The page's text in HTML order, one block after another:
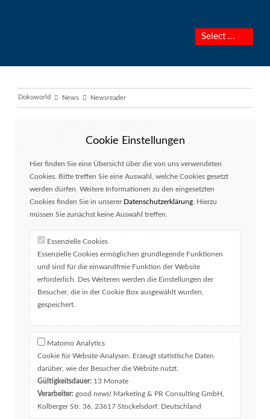
Dokuworld News Newsreader
thematisiert das digitale
Ökosystem „iDES“
Seit rund 20 Jahren gibt es die itl-
Abendveranstaltungsreihe und bei jeder setzt itl den Fokus
auf ein spezielles Thema. In diesem Jahr geht es um die
Anforderungen der digitalen Zukunft im Content-
Management.
Dazu wird der Referent Bastian Heilemann, Head of
Software Development bei itl, das unter seiner Leitung
entwickelte itl Digital Ecosystem (iDES) anhand von
Teilnehmern dieses spannende Zukunftsthema diskutieren.
Die Teilnehmerinnen und Teilnehmer erfahren unter
anderem:
Was versteht itl unter dem digitalen Ökosystem?
Cookie Einstellungen
Hier finden Sie eine Übersicht über die von uns verwendeten
Cookies. Bitte treffen Sie eine Auswahl, welche Cookies gesetzt
werden dürfen. Weitere Informationen zu den eingesetzten
Cookies finden Sie in unserer Datenschutzerklärung. Hierzu
müssen Sie zunächst keine Auswahl treffen.
Essenzielle Cookies
Essenzielle Cookies ermöglichen grundlegende Funktionen
und sind für die einwandfreie Funktion der Website
erforderlich. Des Weiteren werden die Einstellungen der
Besucher, die in der Cookie Box ausgewählt wurden,
gespeichert.
Matomo Analytics
Cookie für Website-Analysen. Erzeugt statistische Daten
darüber, wie der Besucher die Website nutzt.
Gültigkeitsdauer: 13 Monate
Verarbeiter: good news! Marketing & PR Consulting GmbH,
Kolberger Str. 36, 23617 Stockelsdorf, Deutschland